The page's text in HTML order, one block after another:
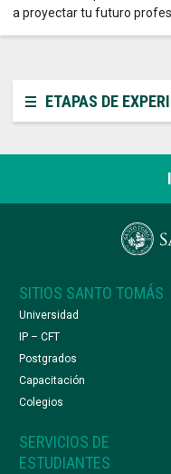
a proyectar tu futuro
ETAPAS DE
SITIOS SANTO TOMÁS
Universidad
IP – CFT
Postgrados
Capacitación
Colegios
SERVICIOS DE
ESTUDIANTES